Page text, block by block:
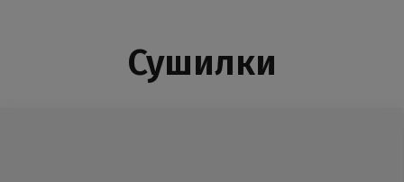
Сушилки